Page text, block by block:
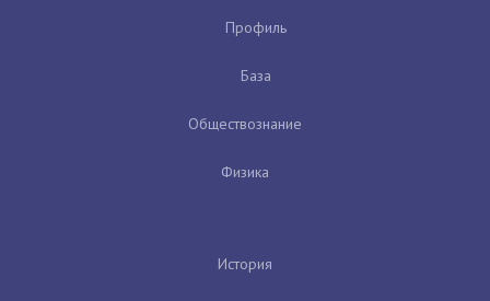
Профиль
База
Обществознание
Физика
История